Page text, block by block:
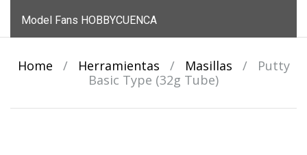
Model Fans HOBBYCUENCA
Home / Herramientas / Masillas /
Putty
Basic Type (32g Tube)